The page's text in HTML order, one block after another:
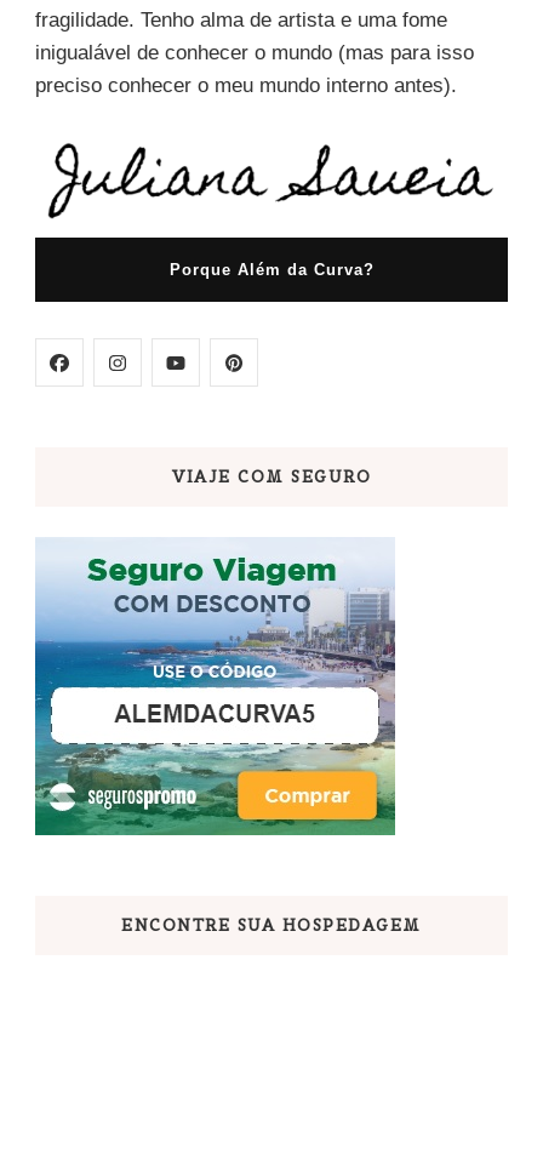
fragilidade. Tenho alma de artista e uma fome
inigualável de conhecer o mundo (mas para isso
preciso conhecer o meu mundo interno antes).
Porque Além da Curva?
VIAJE COM SEGURO
ENCONTRE SUA HOSPEDAGEM